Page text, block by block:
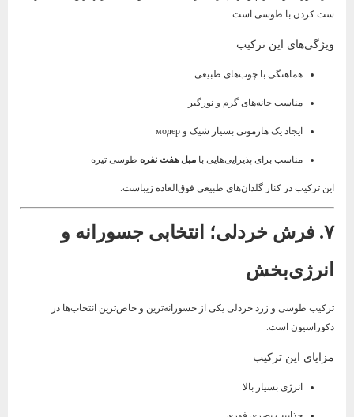
ست کردن با طوسی است.
ویژگی‌های این ترکیب
هماهنگی با چوب‌های طبیعی
مناسب خانه‌های گرم و نورگیر
ایجاد یک هارمونی بسیار شیک و модер
مناسب برای پذیرایی‌هایی بامبل هفت نفره طوسی تیره
این ترکیب در کنار گلدان‌های طبیعی فوق‌العاده زیباست.
۷. فرش خردلی؛ انتخابی جسورانه و
انرژی‌بخش
ترکیب طوسی و زرد خردلی یکی از جسورانه‌ترین و خاص‌ترین انتخاب‌ها در
دکوراسیون است.
مزایای این ترکیب
انرژی بسیار بالا